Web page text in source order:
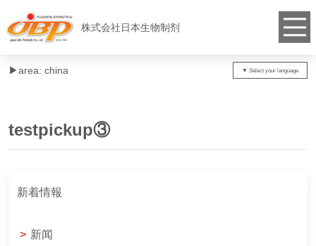
株式会社日本生物制剂
▶︎area: china
testpickup③
新着情報
> 新闻